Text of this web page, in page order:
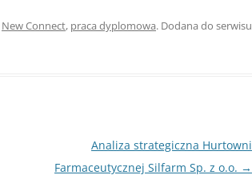
New Connect, praca dyplomowa. Dodana do serwisu
Analiza strategiczna Hurtowni
Farmaceutycznej Silfarm Sp. z o.o. →